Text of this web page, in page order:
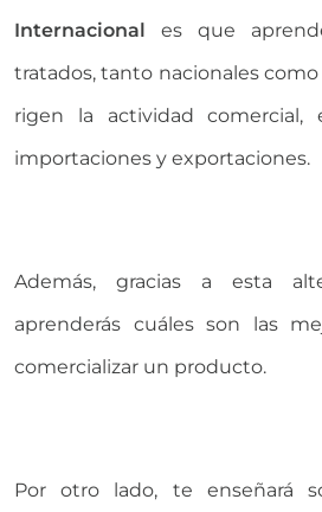
Internacional es que
tratados, tanto nacionales
rigen la actividad comercial,
importaciones y exportaciones.
Además, gracias a esta
aprenderás cuáles son las
comercializar un producto.
Por otro lado, te enseñará